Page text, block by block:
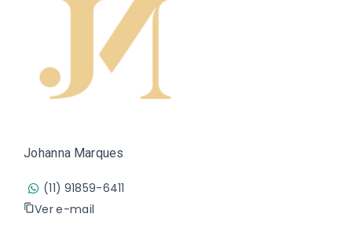
Johanna Marques
(11) 91859-6411
Ver e-mail